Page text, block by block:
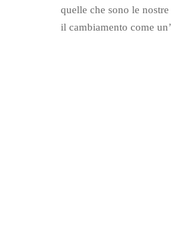
quelle che sono le
il cambiamento come